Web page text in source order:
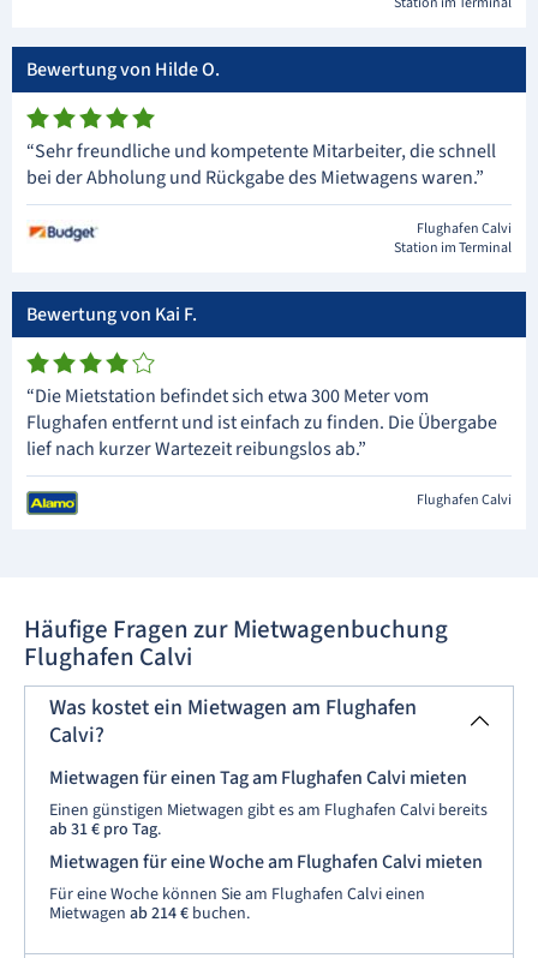
Bewertung von Hilde O.
“Sehr freundliche und kompetente Mitarbeiter, die schnell
bei der Abholung und Rückgabe des Mietwagens waren.”
Flughafen Calvi
Station im Terminal
Bewertung von Kai F.
“Die Mietstation befindet sich etwa 300 Meter vom
Flughafen entfernt und ist einfach zu finden. Die Übergabe
lief nach kurzer Wartezeit reibungslos ab.”
Flughafen Calvi
Häufige Fragen zur Mietwagenbuchung
Flughafen Calvi
Was kostet ein Mietwagen am Flughafen
Calvi?
Mietwagen für einen Tag am Flughafen Calvi mieten
Einen günstigen Mietwagen gibt es am Flughafen Calvi bereits
ab31 € pro Tag.
Mietwagen für eine Woche am Flughafen Calvi mieten
Für eine Woche können Sie am Flughafen Calvi einen
Mietwagen ab214 € buchen.